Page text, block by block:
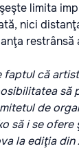
limita
nici
faptul că
să
de
să i se ofere
la ediţia din